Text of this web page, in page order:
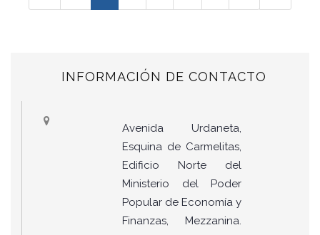
INFORMACIÓN DE CONTACTO
Avenida Urdaneta,
Esquina de Carmelitas,
Edificio Norte del
Ministerio del Poder
Popular de Economía y
Finanzas, Mezzanina.